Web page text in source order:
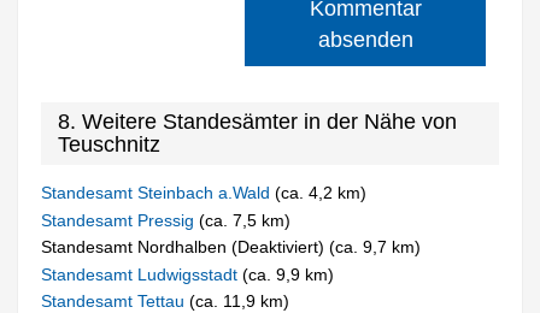
Kommentar
absenden
8. Weitere Standesämter in der Nähe von
Teuschnitz
Standesamt Steinbach a.Wald(ca. 4,2 km)
Standesamt Pressig(ca. 7,5 km)
Standesamt Nordhalben (Deaktiviert) (ca. 9,7 km)
Standesamt Ludwigsstadt(ca. 9,9 km)
Standesamt Tettau(ca. 11,9 km)